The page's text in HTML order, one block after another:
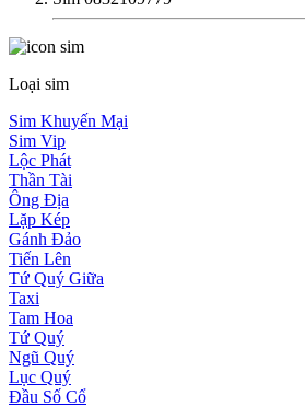
Loại sim
Sim Khuyến Mại
Sim Vip
Lộc Phát
Thần Tài
Ông Địa
Lặp Kép
Gánh Đảo
Tiến Lên
Tứ Quý Giữa
Taxi
Tam Hoa
Tứ Quý
Ngũ Quý
Lục Quý
Đầu Số Cổ